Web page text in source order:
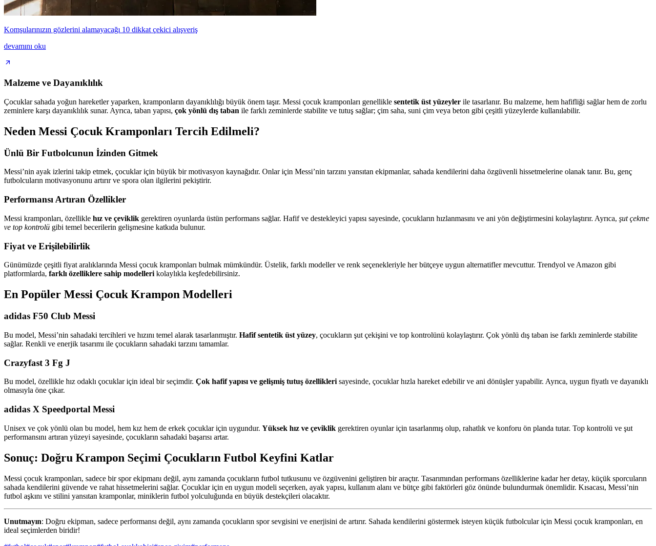
Komşularınızın gözlerini alamayacağı 10 dikkat çekici alışveriş
devamını oku
Malzeme ve Dayanıklılık
Çocuklar sahada yoğun hareketler yaparken, kramponların dayanıklılığı büyük önem taşır. Messi çocuk kramponları genellikle sentetik üst yüzeyler ile tasarlanır. Bu malzeme, hem hafifliği sağlar hem de zorlu
zeminlere karşı dayanıklılık sunar. Ayrıca, taban yapısı, çok yönlü dış taban ile farklı zeminlerde stabilite ve tutuş sağlar; çim saha, suni çim veya beton gibi çeşitli yüzeylerde kullanılabilir.
Neden Messi Çocuk Kramponları Tercih Edilmeli?
Ünlü Bir Futbolcunun İzinden Gitmek
Messi’nin ayak izlerini takip etmek, çocuklar için büyük bir motivasyon kaynağıdır. Onlar için Messi’nin tarzını yansıtan ekipmanlar, sahada kendilerini daha özgüvenli hissetmelerine olanak tanır. Bu, genç
futbolcuların motivasyonunu artırır ve spora olan ilgilerini pekiştirir.
Performansı Artıran Özellikler
Messi kramponları, özellikle hız ve çeviklik gerektiren oyunlarda üstün performans sağlar. Hafif ve destekleyici yapısı sayesinde, çocukların hızlanmasını ve ani yön değiştirmesini kolaylaştırır. Ayrıca, şut çekme
ve top kontrolü gibi temel becerilerin gelişmesine katkıda bulunur.
Fiyat ve Erişilebilirlik
Günümüzde çeşitli fiyat aralıklarında Messi çocuk kramponları bulmak mümkündür. Üstelik, farklı modeller ve renk seçenekleriyle her bütçeye uygun alternatifler mevcuttur. Trendyol ve Amazon gibi
platformlarda, farklı özelliklere sahip modelleri kolaylıkla keşfedebilirsiniz.
En Popüler Messi Çocuk Krampon Modelleri
adidas F50 Club Messi
Bu model, Messi’nin sahadaki tercihleri ve hızını temel alarak tasarlanmıştır. Hafif sentetik üst yüzey, çocukların şut çekişini ve top kontrolünü kolaylaştırır. Çok yönlü dış taban ise farklı zeminlerde stabilite
sağlar. Renkli ve enerjik tasarımı ile çocukların sahadaki tarzını tamamlar.
Crazyfast 3 Fg J
Bu model, özellikle hız odaklı çocuklar için ideal bir seçimdir. Çok hafif yapısı ve gelişmiş tutuş özellikleri sayesinde, çocuklar hızla hareket edebilir ve ani dönüşler yapabilir. Ayrıca, uygun fiyatlı ve dayanıklı
olmasıyla öne çıkar.
adidas X Speedportal Messi
Unisex ve çok yönlü olan bu model, hem kız hem de erkek çocuklar için uygundur. Yüksek hız ve çeviklik gerektiren oyunlar için tasarlanmış olup, rahatlık ve konforu ön planda tutar. Top kontrolü ve şut
performansını artıran yüzeyi sayesinde, çocukların sahadaki başarısı artar.
Sonuç: Doğru Krampon Seçimi Çocukların Futbol Keyfini Katlar
Messi çocuk kramponları, sadece bir spor ekipmanı değil, aynı zamanda çocukların futbol tutkusunu ve özgüvenini geliştiren bir araçtır. Tasarımından performans özelliklerine kadar her detay, küçük sporcuların
sahada kendilerini güvende ve rahat hissetmelerini sağlar. Çocuklar için en uygun modeli seçerken, ayak yapısı, kullanım alanı ve bütçe gibi faktörleri göz önünde bulundurmak önemlidir. Kısacası, Messi’nin
futbol aşkını ve stilini yansıtan kramponlar, miniklerin futbol yolculuğunda en büyük destekçileri olacaktır.
Unutmayın: Doğru ekipman, sadece performansı değil, aynı zamanda çocukların spor sevgisini ve enerjisini de artırır. Sahada kendilerini göstermek isteyen küçük futbolcular için Messi çocuk kramponları, en
ideal seçimlerden biridir!